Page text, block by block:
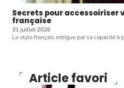
Secrets pour accessoiriser
française
31 juillet 2026
Le style français intrigue par sa capacité à
Article favori